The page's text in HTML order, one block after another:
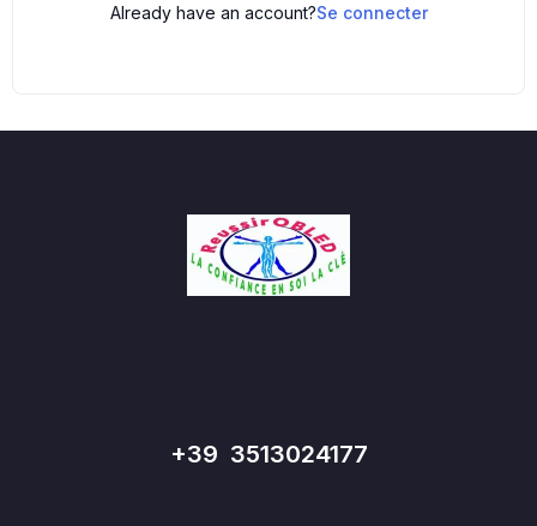
Already have an account?Se connecter
+39 3513024177